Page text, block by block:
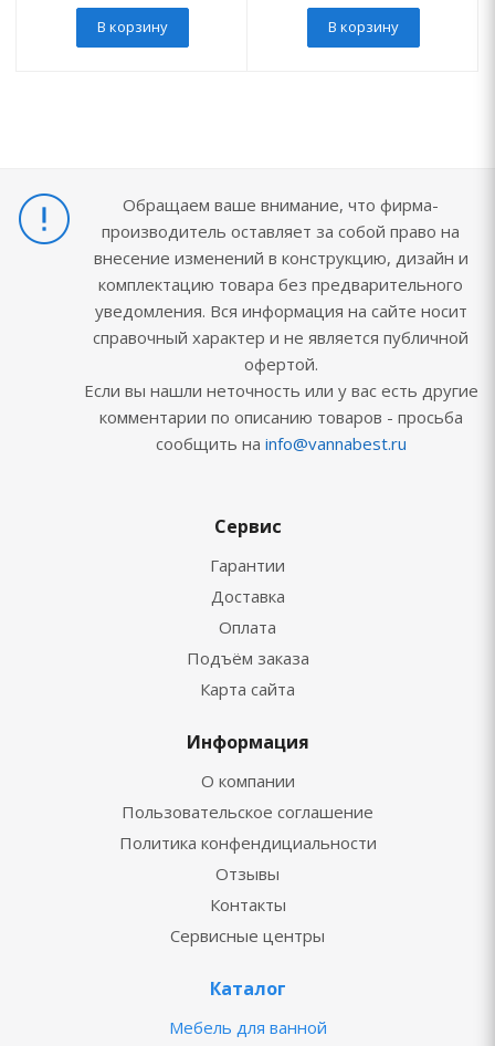
В корзину В корзину
Обращаем ваше внимание, что фирма-
производитель оставляет за собой право на
внесение изменений в конструкцию, дизайн и
комплектацию товара без предварительного
уведомления. Вся информация на сайте носит
справочный характер и не является публичной
офертой.
Если вы нашли неточность или у вас есть другие
комментарии по описанию товаров - просьба
сообщить на info@vannabest.ru
Сервис
Гарантии
Доставка
Оплата
Подъём заказа
Карта сайта
Информация
О компании
Пользовательское соглашение
Политика конфендициальности
Отзывы
Контакты
Сервисные центры
Каталог
Мебель для ванной